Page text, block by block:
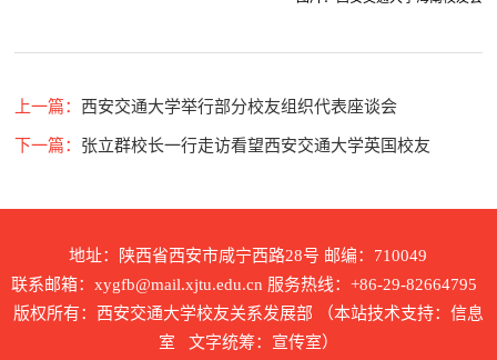
上一篇：西安交通大学举行部分校友组织代表座谈会
下一篇： 张立群校长一行走访看望西安交通大学英国校友
地址：陕西省西安市咸宁西路28号 邮编：710049
联系邮箱：xygfb@mail.xjtu.edu.cn 服务热线：+86-29-82664795
版权所有：西安交通大学校友关系发展部 （本站技术支持：信息
室 文字统筹：宣传室）